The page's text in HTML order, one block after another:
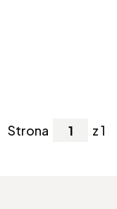
Strona z 1